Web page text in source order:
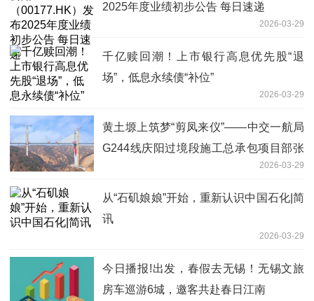
2025年度业绩初步公告 每日速递
2026-03-29
千亿赎回潮！上市银行高息优先股“退
场”，低息永续债“补位”
2026-03-29
黄土塬上筑梦“剪凤来仪”——中交一航局
G244线庆阳过境段施工总承包项目部张
2026-03-29
从“石矶娘娘”开始，重新认识中国石化|简
讯
2026-03-29
今日播报!出发，春假去无锡！无锡文旅
房车巡游6城，邀客共赴春日江南